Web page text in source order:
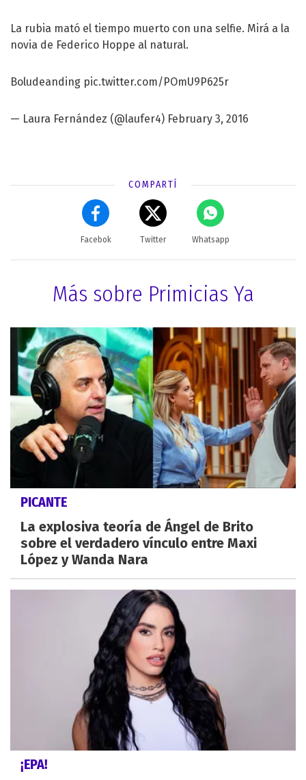
La rubia mató el tiempo muerto con una selfie. Mirá a la
novia de Federico Hoppe al natural.
Boludeanding pic.twitter.com/POmU9P625r
— Laura Fernández (@laufer4) February 3, 2016
COMPARTÍ
Facebok Twitter Whatsapp
Más sobre Primicias Ya
PICANTE
La explosiva teoría de Ángel de Brito
sobre el verdadero vínculo entre Maxi
López y Wanda Nara
¡EPA!